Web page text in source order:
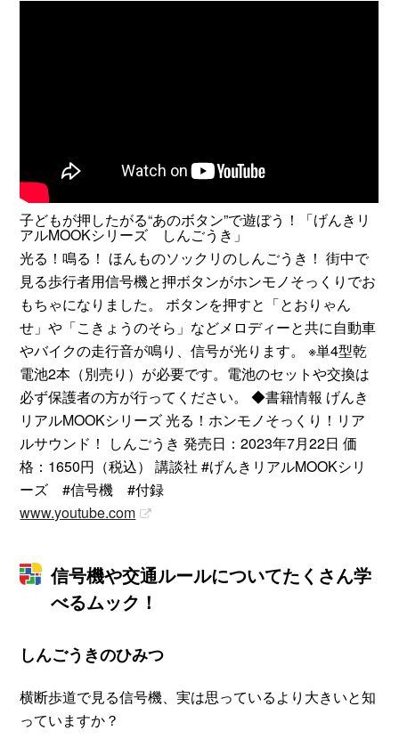
子どもが押したがる“あのボタン”で遊ぼう！「げんきリ
アルMOOKシリーズ しんごうき」
光る！鳴る！ ほんものソックリのしんごうき！ 街中で
見る歩行者用信号機と押ボタンがホンモノそっくりでお
もちゃになりました。 ボタンを押すと「とおりゃん
せ」や「こきょうのそら」などメロディーと共に自動車
やバイクの走行音が鳴り、信号が光ります。 ※単4型乾
電池2本（別売り）が必要です。電池のセットや交換は
必ず保護者の方が行ってください。 ◆書籍情報 げんき
リアルMOOKシリーズ 光る！ホンモノそっくり！リア
ルサウンド！ しんごうき 発売日：2023年7月22日 価
格：1650円（税込） 講談社 #げんきリアルMOOKシリ
ーズ #信号機 #付録
www.youtube.com
信号機や交通ルールについてたくさん学
べるムック！
しんごうきのひみつ
横断歩道で見る信号機、実は思っているより大きいと知
っていますか？